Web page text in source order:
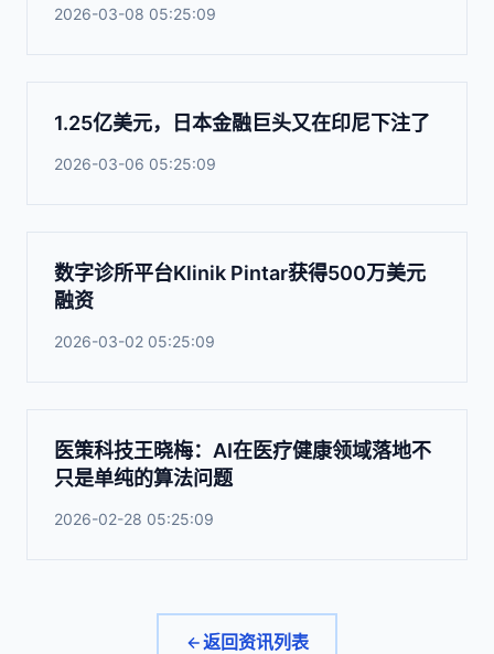
2026-03-08 05:25:09
1.25亿美元，日本金融巨头又在印尼下注了
2026-03-06 05:25:09
数字诊所平台Klinik Pintar获得500万美元
融资
2026-03-02 05:25:09
医策科技王晓梅：AI在医疗健康领域落地不
只是单纯的算法问题
2026-02-28 05:25:09
返回资讯列表